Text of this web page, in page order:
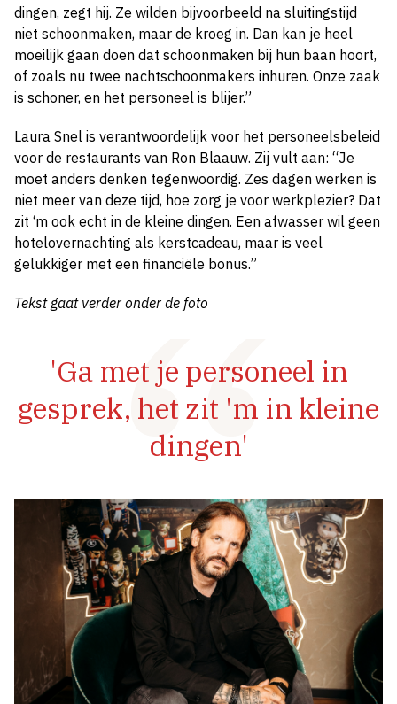
dingen, zegt hij. Ze wilden bijvoorbeeld na sluitingstijd
niet schoonmaken, maar de kroeg in. Dan kan je heel
moeilijk gaan doen dat schoonmaken bij hun baan hoort,
of zoals nu twee nachtschoonmakers inhuren. Onze zaak
is schoner, en het personeel is blijer.”
Laura Snel is verantwoordelijk voor het personeelsbeleid
voor de restaurants van Ron Blaauw. Zij vult aan: “Je
moet anders denken tegenwoordig. Zes dagen werken is
niet meer van deze tijd, hoe zorg je voor werkplezier? Dat
zit ‘m ook echt in de kleine dingen. Een afwasser wil geen
hotelovernachting als kerstcadeau, maar is veel
gelukkiger met een financiële bonus.”
Tekst gaat verder onder de foto
'Ga met je personeel in
gesprek, het zit 'm in kleine
dingen'